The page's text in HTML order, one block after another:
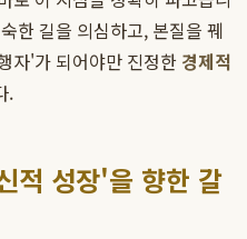
한 길을 의심하고, 본질을 꿰
자'가 되어야만 진정한 경제적
.
적 성장'을 향한 갈